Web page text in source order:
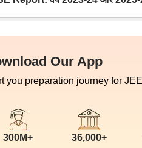
Our App
you preparation journey for
300M+ 36,000+